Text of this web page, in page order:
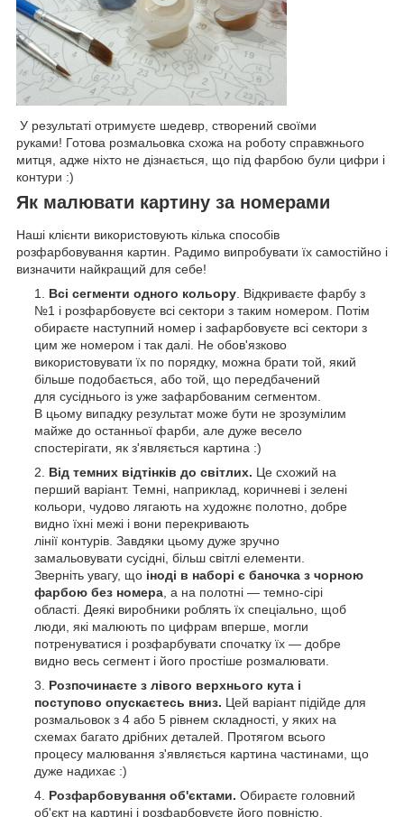
У результаті отримуєте шедевр, створений своїми
руками! Готова розмальовка схожа на роботу справжнього
митця, адже ніхто не дізнається, що під фарбою були цифри і
контури :)
Як малювати картину за номерами
Наші клієнти використовують кілька способів
розфарбовування картин. Радимо випробувати їх самостійно і
визначити найкращий для себе!
Всі сегменти одного кольору . Відкриваєте фарбу з
№1 і розфарбовуєте всі сектори з таким номером. Потім
обираєте наступний номер і зафарбовуєте всі сектори з
цим же номером і так далі. Не обов'язково
використовувати їх по порядку, можна брати той, який
більше подобається, або той, що передбачений
для сусіднього із уже зафарбованим сегментом.
В цьому випадку результат може бути не зрозумілим
майже до останньої фарби, але дуже весело
спостерігати, як з'являється картина :)
Від темних відтінків до світлих. Це схожий на
перший варіант. Темні, наприклад, коричневі і зелені
кольори, чудово лягають на художнє полотно, добре
видно їхні межі і вони перекривають
лінії контурів. Завдяки цьому дуже зручно
замальовувати сусідні, більш світлі елементи.
Зверніть увагу, що іноді в наборі є баночка з чорною
фарбою без номера , а на полотні — темно-сірі
області. Деякі виробники роблять їх спеціально, щоб
люди, які малюють по цифрам вперше, могли
потренуватися і розфарбувати спочатку їх — добре
видно весь сегмент і його простіше розмалювати.
Розпочинаєте з лівого верхнього кута і
поступово опускаєтесь вниз. Цей варіант підійде для
розмальовок з 4 або 5 рівнем складності, у яких на
схемах багато дрібних деталей. Протягом всього
процесу малювання з'являється картина частинами, що
дуже надихає :)
Розфарбовування об'єктами. Обираєте головний
об'єкт на картині і розфарбовуєте його повністю,